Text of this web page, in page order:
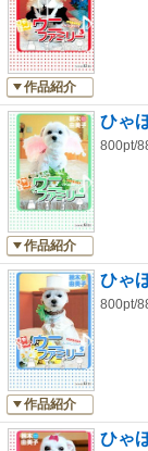
作品紹介
作品紹介
ひゃ
800pt/
作品紹介
ひゃ
800pt/
ひゃ